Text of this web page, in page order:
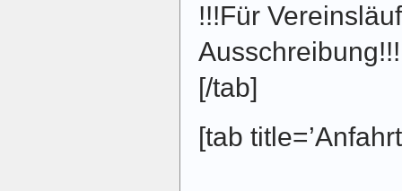
!!!Für
Ausschreibung!!!
[/tab]
[tab